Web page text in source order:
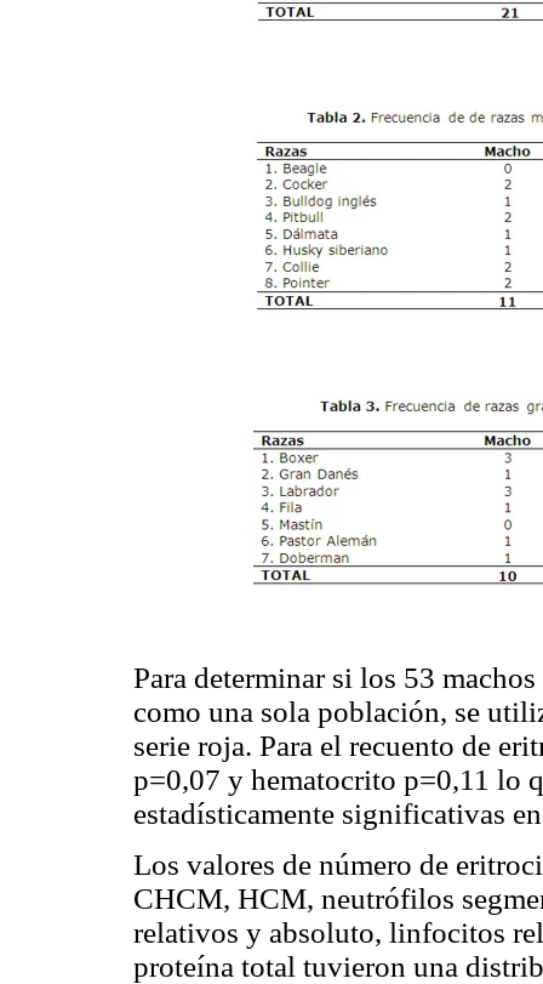
Para determinar si los 53
como una sola población, se
serie roja. Para el recuento de
p=0,07 y hematocrito p=0,11 lo
estadísticamente significativas
Los valores de número de
CHCM, HCM, neutrófilos
relativos y absoluto, linfocitos
proteína total tuvieron una